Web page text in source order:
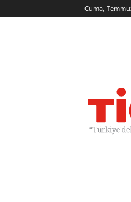
Cuma,